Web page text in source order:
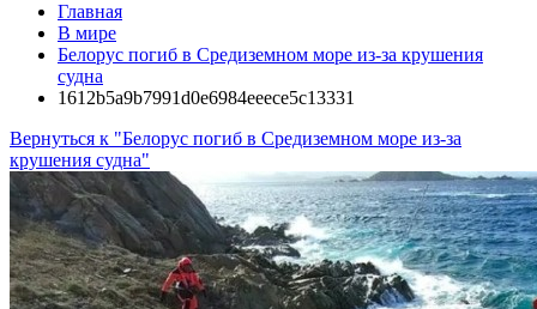
Главная
В мире
Белорус погиб в Средиземном море из-за крушения
судна
1612b5a9b7991d0e6984eeece5c13331
Вернуться к "Белорус погиб в Средиземном море из-за
крушения судна"